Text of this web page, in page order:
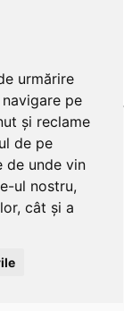
urmărire
pe
și reclame
de pe
de unde vin
ul nostru,
cât și a